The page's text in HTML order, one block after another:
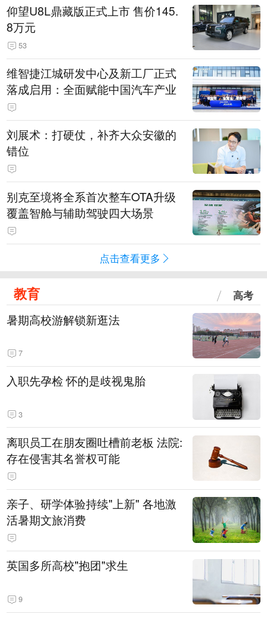
仰望U8L鼎藏版正式上市 售价145.
8万元
53
维智捷江城研发中心及新工厂正式
落成启用：全面赋能中国汽车产业
刘展术：打硬仗，补齐大众安徽的
错位
别克至境将全系首次整车OTA升级
覆盖智舱与辅助驾驶四大场景
点击查看更多
教育 高考
暑期高校游解锁新逛法
7
入职先孕检 怀的是歧视鬼胎
3
离职员工在朋友圈吐槽前老板 法院:
存在侵害其名誉权可能
亲子、研学体验持续"上新" 各地激
活暑期文旅消费
英国多所高校"抱团"求生
9